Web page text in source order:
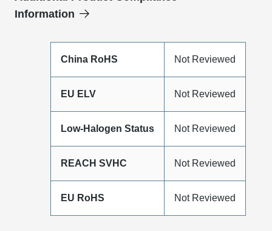
Information
China RoHS Not Reviewed
EU ELV Not Reviewed
Low-Halogen Status Not Reviewed
REACH SVHC Not Reviewed
EU RoHS Not Reviewed